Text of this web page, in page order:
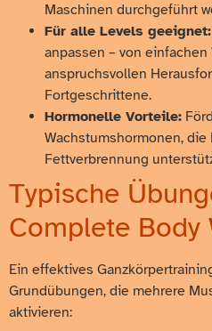
Maschinen durchgeführt
Für alle Levels geeignet:
anpassen – von
anspruchsvollen
Fortgeschrittene.
Hormonelle Vorteile:
Wachstumshormonen,
Fettverbrennung
Typische
Complete Body
Ein effektives
Grundübungen, die mehrere
aktivieren: